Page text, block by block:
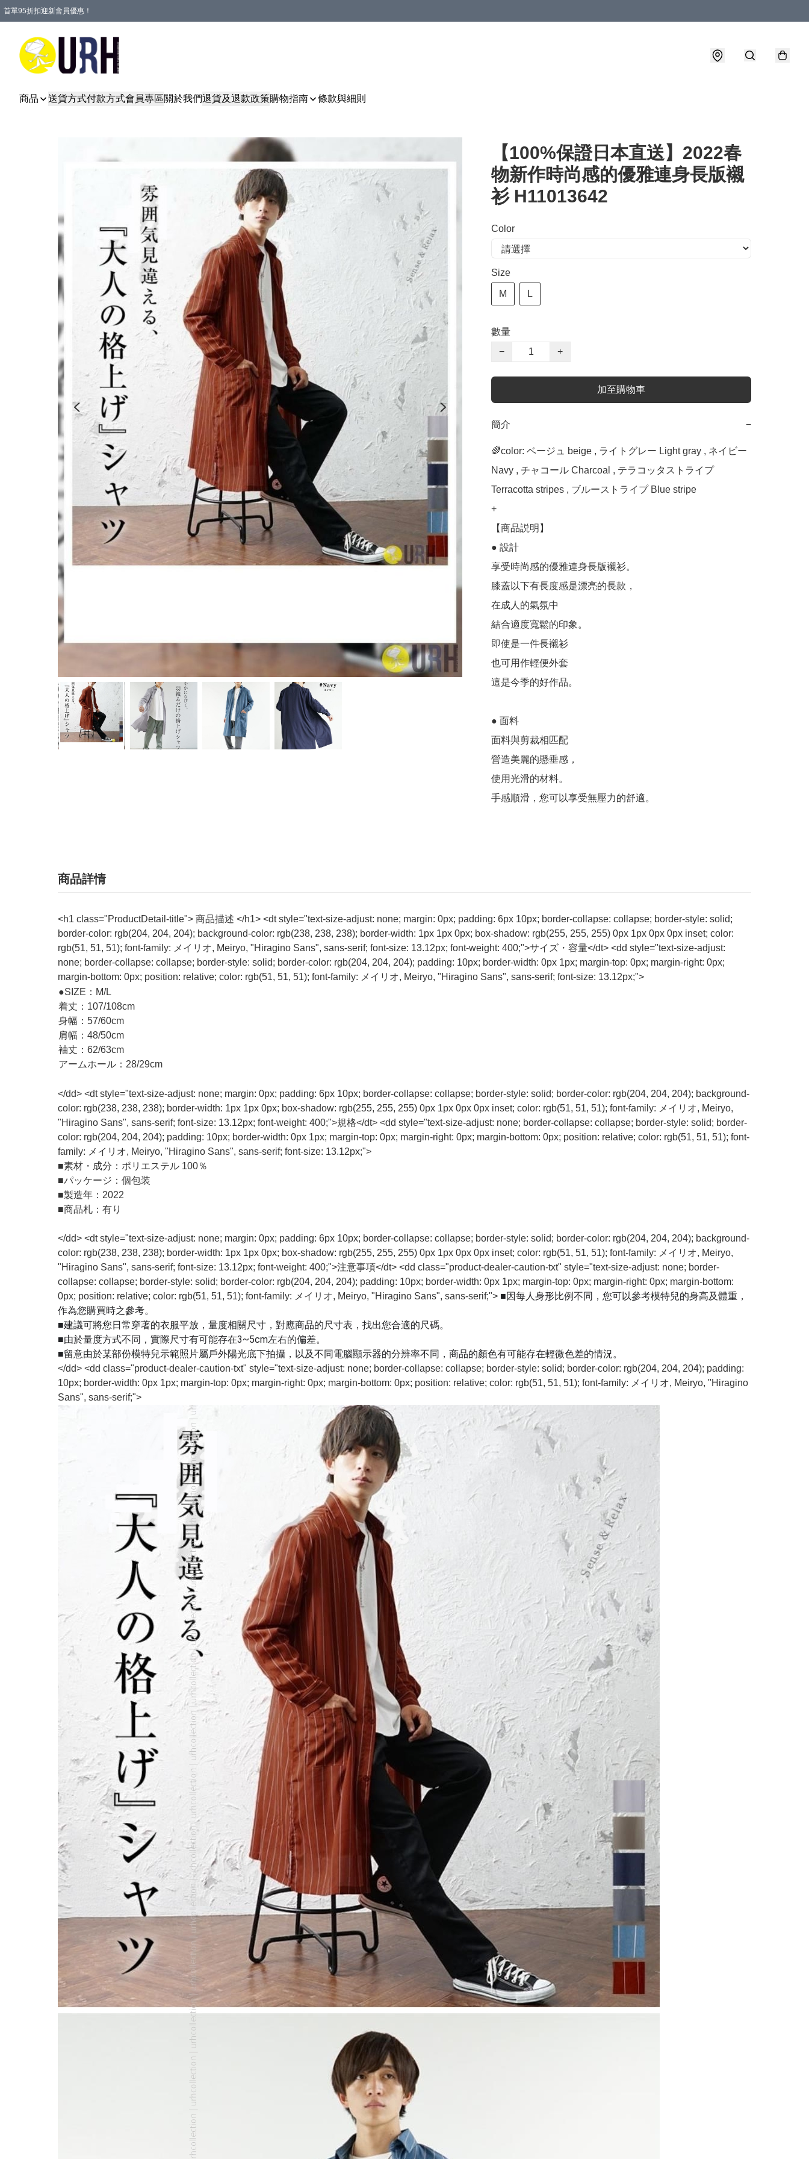
首單95折扣迎新會員優惠！
商品 送貨方式付款方式會員專區關於我們退貨及退款政策購物指南 條款與細則
【100%保證日本直送】2022春
物新作時尚感的優雅連身長版襯
衫 H11013642
Color
Size
M L
數量
−
+
加至購物車
簡介 −
🌈color: ベージュ beige , ライトグレー Light gray , ネイビー
Navy , チャコール Charcoal , テラコッタストライプ
Terracotta stripes , ブルーストライプ Blue stripe
+
【商品説明】
● 設計
享受時尚感的優雅連身長版襯衫。
膝蓋以下有長度感是漂亮的長款，
在成人的氣氛中
結合適度寬鬆的印象。
即使是一件長襯衫
也可用作輕便外套
這是今季的好作品。
● 面料
面料與剪裁相匹配
營造美麗的懸垂感，
使用光滑的材料。
手感順滑，您可以享受無壓力的舒適。
商品詳情
<h1 class="ProductDetail-title"> 商品描述 </h1> <dt style="text-size-adjust: none; margin: 0px; padding: 6px 10px; border-collapse: collapse; border-style: solid;
border-color: rgb(204, 204, 204); background-color: rgb(238, 238, 238); border-width: 1px 1px 0px; box-shadow: rgb(255, 255, 255) 0px 1px 0px 0px inset; color:
rgb(51, 51, 51); font-family: メイリオ, Meiryo, "Hiragino Sans", sans-serif; font-size: 13.12px; font-weight: 400;">サイズ・容量</dt> <dd style="text-size-adjust:
none; border-collapse: collapse; border-style: solid; border-color: rgb(204, 204, 204); padding: 10px; border-width: 0px 1px; margin-top: 0px; margin-right: 0px;
margin-bottom: 0px; position: relative; color: rgb(51, 51, 51); font-family: メイリオ, Meiryo, "Hiragino Sans", sans-serif; font-size: 13.12px;">
●SIZE：M/L
着丈：107/108cm
身幅：57/60cm
肩幅：48/50cm
袖丈：62/63cm
アームホール：28/29cm
</dd> <dt style="text-size-adjust: none; margin: 0px; padding: 6px 10px; border-collapse: collapse; border-style: solid; border-color: rgb(204, 204, 204); background-
color: rgb(238, 238, 238); border-width: 1px 1px 0px; box-shadow: rgb(255, 255, 255) 0px 1px 0px 0px inset; color: rgb(51, 51, 51); font-family: メイリオ, Meiryo,
"Hiragino Sans", sans-serif; font-size: 13.12px; font-weight: 400;">規格</dt> <dd style="text-size-adjust: none; border-collapse: collapse; border-style: solid; border-
color: rgb(204, 204, 204); padding: 10px; border-width: 0px 1px; margin-top: 0px; margin-right: 0px; margin-bottom: 0px; position: relative; color: rgb(51, 51, 51); font-
family: メイリオ, Meiryo, "Hiragino Sans", sans-serif; font-size: 13.12px;">
■素材・成分：ポリエステル 100％
■パッケージ：個包装
■製造年：2022
■商品札：有り
</dd> <dt style="text-size-adjust: none; margin: 0px; padding: 6px 10px; border-collapse: collapse; border-style: solid; border-color: rgb(204, 204, 204); background-
color: rgb(238, 238, 238); border-width: 1px 1px 0px; box-shadow: rgb(255, 255, 255) 0px 1px 0px 0px inset; color: rgb(51, 51, 51); font-family: メイリオ, Meiryo,
"Hiragino Sans", sans-serif; font-size: 13.12px; font-weight: 400;">注意事項</dt> <dd class="product-dealer-caution-txt" style="text-size-adjust: none; border-
collapse: collapse; border-style: solid; border-color: rgb(204, 204, 204); padding: 10px; border-width: 0px 1px; margin-top: 0px; margin-right: 0px; margin-bottom:
0px; position: relative; color: rgb(51, 51, 51); font-family: メイリオ, Meiryo, "Hiragino Sans", sans-serif;"> ■因每人身形比例不同，您可以參考模特兒的身高及體重，
作為您購買時之參考。
■建議可將您日常穿著的衣服平放，量度相關尺寸，對應商品的尺寸表，找出您合適的尺碼。
■由於量度方式不同，實際尺寸有可能存在3~5cm左右的偏差。
■留意由於某部份模特兒示範照片屬戶外陽光底下拍攝，以及不同電腦顯示器的分辨率不同，商品的顏色有可能存在輕微色差的情況。
</dd> <dd class="product-dealer-caution-txt" style="text-size-adjust: none; border-collapse: collapse; border-style: solid; border-color: rgb(204, 204, 204); padding:
10px; border-width: 0px 1px; margin-top: 0px; margin-right: 0px; margin-bottom: 0px; position: relative; color: rgb(51, 51, 51); font-family: メイリオ, Meiryo, "Hiragino
Sans", sans-serif;">